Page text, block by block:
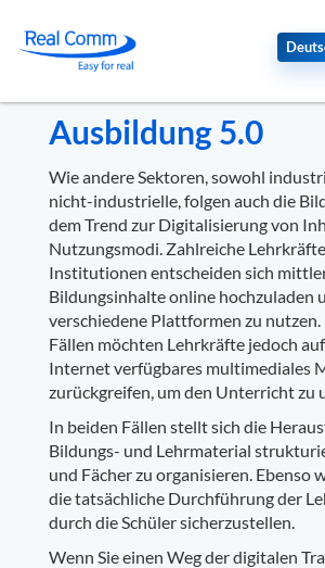
Select your
Ausbildung 5.0
Wie andere Sektoren, sowohl
nicht-industrielle, folgen auch die
dem Trend zur Digitalisierung von
Nutzungsmodi. Zahlreiche
Institutionen entscheiden sich
Bildungsinhalte online hochzuladen
verschiedene Plattformen zu nutzen.
Fällen möchten Lehrkräfte jedoch
Internet verfügbares multimediales
zurückgreifen, um den Unterricht zu
In beiden Fällen stellt sich die
Bildungs- und Lehrmaterial
und Fächer zu organisieren. Ebenso
die tatsächliche Durchführung der
durch die Schüler sicherzustellen.
Wenn Sie einen Weg der digitalen